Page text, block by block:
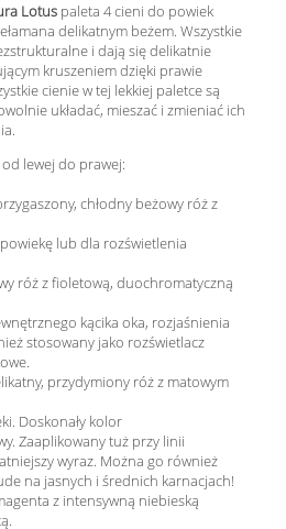
Lotus paleta 4 cieni do powiek
delikatnym beżem. Wszystkie
i dają się delikatnie
kruszeniem dzięki prawie
cienie w tej lekkiej paletce są
układać, mieszać i zmieniać ich
lewej do prawej:
chłodny beżowy róż z
lub dla rozświetlenia
róż z fioletową, duochromatyczną
kącika oka, rozjaśnienia
stosowany jako rozświetlacz
przydymiony róż z matowym
Doskonały kolor
Zaaplikowany tuż przy linii
wyraz. Można go również
na jasnych i średnich karnacjach!
z intensywną niebieską